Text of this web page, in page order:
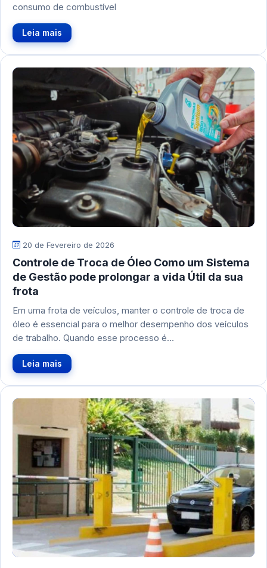
consumo de combustível
Leia mais
20 de Fevereiro de 2026
Controle de Troca de Óleo Como um Sistema
de Gestão pode prolongar a vida Útil da sua
frota
Em uma frota de veículos, manter o controle de troca de
óleo é essencial para o melhor desempenho dos veículos
de trabalho. Quando esse processo é…
Leia mais